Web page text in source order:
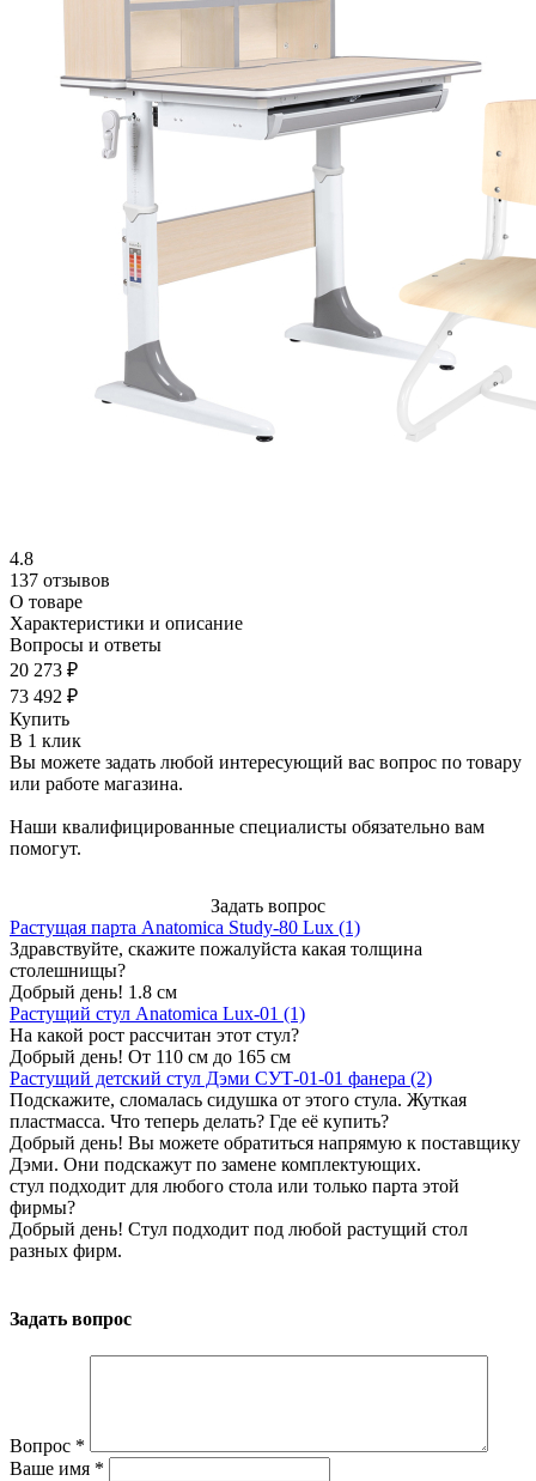
4.8
137 отзывов
О товаре
Характеристики и описание
Вопросы и ответы
20 273 ₽
73 492 ₽
Купить
В 1 клик
Вы можете задать любой интересующий вас вопрос по товару
или работе магазина.
Наши квалифицированные специалисты обязательно вам
помогут.
Задать вопрос
Растущая парта Anatomica Study-80 Lux (1)
Здравствуйте, скажите пожалуйста какая толщина
столешнищы?
Добрый день! 1.8 см
Растущий стул Anatomica Lux-01 (1)
На какой рост рассчитан этот стул?
Добрый день! От 110 см до 165 см
Растущий детский стул Дэми СУТ-01-01 фанера (2)
Подскажите, сломалась сидушка от этого стула. Жуткая
пластмасса. Что теперь делать? Где её купить?
Добрый день! Вы можете обратиться напрямую к поставщику
Дэми. Они подскажут по замене комплектующих.
стул подходит для любого стола или только парта этой
фирмы?
Добрый день! Стул подходит под любой растущий стол
разных фирм.
Задать вопрос
Вопрос *
Ваше имя *